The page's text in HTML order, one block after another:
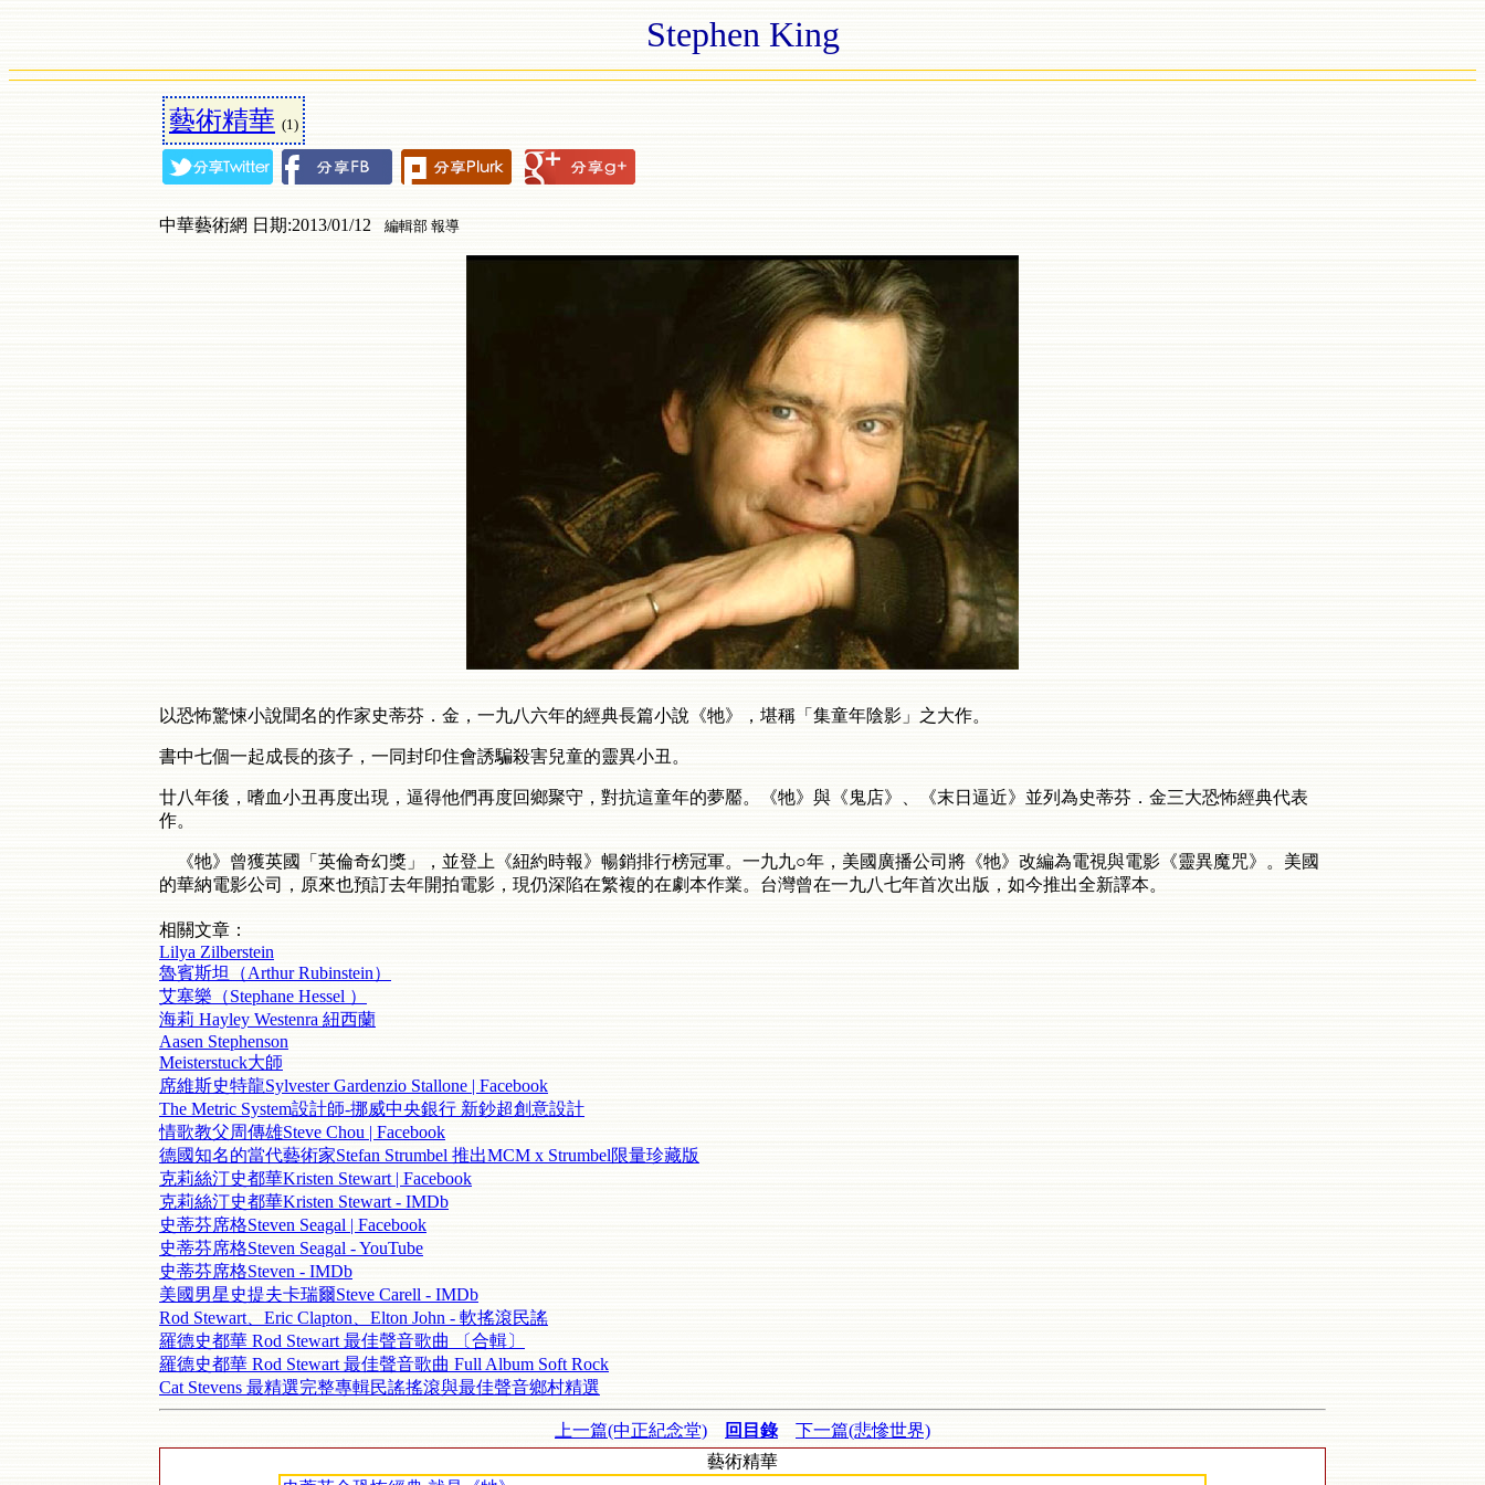
Stephen King
藝術精華 (1)
中華藝術網 日期:2013/01/12 編輯部 報導
以恐怖驚悚小說聞名的作家史蒂芬．金，一九八六年的經典長篇小說《牠》，堪稱「集童年陰影」之大作。
書中七個一起成長的孩子，一同封印住會誘騙殺害兒童的靈異小丑。
廿八年後，嗜血小丑再度出現，逼得他們再度回鄉聚守，對抗這童年的夢靨。《牠》與《鬼店》、《末日逼近》並列為史蒂芬．金三大恐怖經典代表
作。
《牠》曾獲英國「英倫奇幻獎」，並登上《紐約時報》暢銷排行榜冠軍。一九九○年，美國廣播公司將《牠》改編為電視與電影《靈異魔咒》。美國
的華納電影公司，原來也預訂去年開拍電影，現仍深陷在繁複的在劇本作業。台灣曾在一九八七年首次出版，如今推出全新譯本。
相關文章：
Lilya Zilberstein
魯賓斯坦（Arthur Rubinstein）
艾塞樂（Stephane Hessel ）
海莉 Hayley Westenra 紐西蘭
Aasen Stephenson
Meisterstuck大師
席維斯史特龍Sylvester Gardenzio Stallone | Facebook
The Metric System設計師-挪威中央銀行 新鈔超創意設計
情歌教父周傳雄Steve Chou | Facebook
德國知名的當代藝術家Stefan Strumbel 推出MCM x Strumbel限量珍藏版
克莉絲汀史都華Kristen Stewart | Facebook
克莉絲汀史都華Kristen Stewart - IMDb
史蒂芬席格Steven Seagal | Facebook
史蒂芬席格Steven Seagal - YouTube
史蒂芬席格Steven - IMDb
美國男星史提夫卡瑞爾Steve Carell - IMDb
Rod Stewart、Eric Clapton、Elton John - 軟搖滾民謠
羅德史都華 Rod Stewart 最佳聲音歌曲 〔合輯〕
羅德史都華 Rod Stewart 最佳聲音歌曲 Full Album Soft Rock
Cat Stevens 最精選完整專輯民謠搖滾與最佳聲音鄉村精選
上一篇(中正紀念堂) 回目錄
下一篇(悲慘世界)
藝術精華